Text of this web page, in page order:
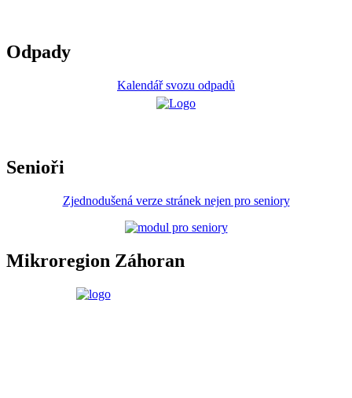
Odpady
Kalendář svozu odpadů
Senioři
Zjednodušená verze stránek nejen pro seniory
Mikroregion Záhoran